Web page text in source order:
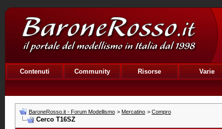
Contenuti Community Risorse Varie
BaroneRosso.it - Forum Modellismo > Mercatino > Compro
Cerco T16SZ